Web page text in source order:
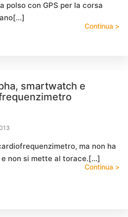
polso con GPS per la corsa
Continua >
smartwatch e
ma non ha
non si mette al torace.[…]
Continua >